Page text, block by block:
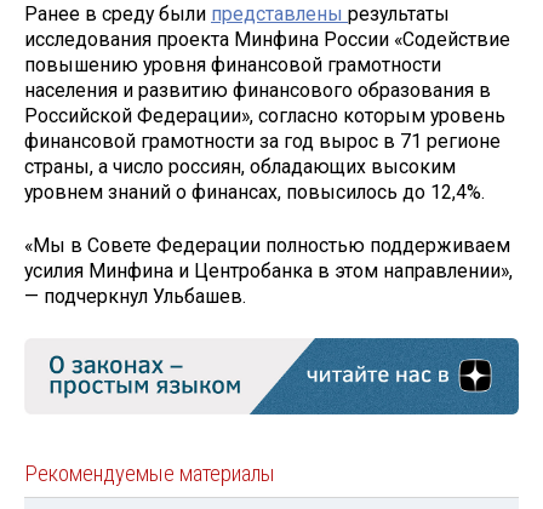
Ранее в среду были представлены результаты
исследования проекта Минфина России «Содействие
повышению уровня финансовой грамотности
населения и развитию финансового образования в
Российской Федерации», согласно которым уровень
финансовой грамотности за год вырос в 71 регионе
страны, а число россиян, обладающих высоким
уровнем знаний о финансах, повысилось до 12,4%.
«Мы в Совете Федерации полностью поддерживаем
усилия Минфина и Центробанка в этом направлении»,
— подчеркнул Ульбашев.
Рекомендуемые материалы